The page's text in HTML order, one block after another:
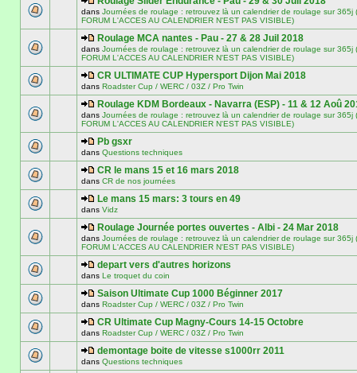
dans Journées de roulage : retrouvez là un calendrier de roulage sur 365j
FORUM L'ACCES AU CALENDRIER N'EST PAS VISIBLE)
Roulage MCA nantes - Pau - 27 & 28 Juil 2018
dans Journées de roulage : retrouvez là un calendrier de roulage sur 365j
FORUM L'ACCES AU CALENDRIER N'EST PAS VISIBLE)
CR ULTIMATE CUP Hypersport Dijon Mai 2018
dans Roadster Cup / WERC / 03Z / Pro Twin
Roulage KDM Bordeaux - Navarra (ESP) - 11 & 12 Aoû
dans Journées de roulage : retrouvez là un calendrier de roulage sur 365j
FORUM L'ACCES AU CALENDRIER N'EST PAS VISIBLE)
Pb gsxr
dans Questions techniques
CR le mans 15 et 16 mars 2018
dans CR de nos journées
Le mans 15 mars: 3 tours en 49
dans Vidz
Roulage Journée portes ouvertes - Albi - 24 Mar 2018
dans Journées de roulage : retrouvez là un calendrier de roulage sur 365j
FORUM L'ACCES AU CALENDRIER N'EST PAS VISIBLE)
depart vers d'autres horizons
dans Le troquet du coin
Saison Ultimate Cup 1000 Béginner 2017
dans Roadster Cup / WERC / 03Z / Pro Twin
CR Ultimate Cup Magny-Cours 14-15 Octobre
dans Roadster Cup / WERC / 03Z / Pro Twin
demontage boite de vitesse s1000rr 2011
dans Questions techniques